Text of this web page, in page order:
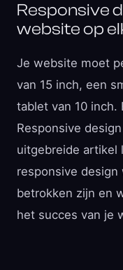
Responsive
website op
Je website moet
van 15 inch, een
tablet van 10 inch.
Responsive
uitgebreide artikel
responsive
betrokken zijn en
het succes van je